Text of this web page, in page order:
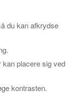
du kan afkrydse
placere sig ved
kontrasten.